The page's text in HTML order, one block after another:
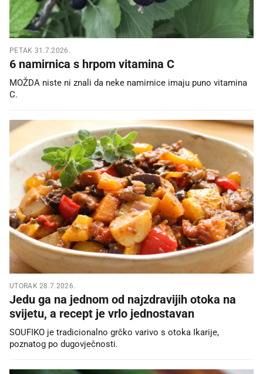
PETAK 31.7.2026.
6 namirnica s hrpom vitamina C
MOŽDA niste ni znali da neke namirnice imaju puno vitamina
C.
UTORAK 28.7.2026.
Jedu ga na jednom od najzdravijih otoka na
svijetu, a recept je vrlo jednostavan
SOUFIKO je tradicionalno grčko varivo s otoka Ikarije,
poznatog po dugovječnosti.